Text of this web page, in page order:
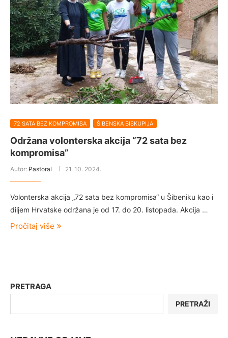
72 SATA BEZ KOMPROMISA ŠIBENSKA BISKUPIJA
Održana volonterska akcija “72 sata bez
kompromisa”
Autor: Pastoral 21. 10. 2024.
Volonterska akcija „72 sata bez kompromisa“ u Šibeniku kao i
diljem Hrvatske održana je od 17. do 20. listopada. Akcija …
Pročitaj više
PRETRAGA
PRETRAŽI